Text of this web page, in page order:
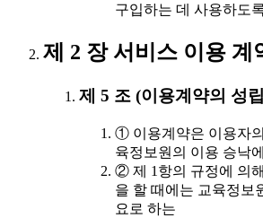
구입하는 데 사용하도
제 2 장 서비스 이용 계
제 5 조 (이용계약의 성
① 이용계약은 이용자
육정보원의 이용 승낙
② 제 1항의 규정에 의
을 할 때에는 교육정보
요로 하는